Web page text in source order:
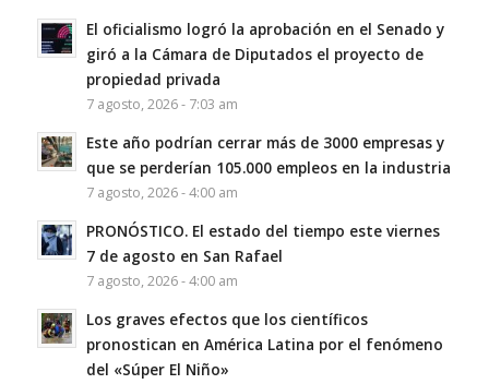
El oficialismo logró la aprobación en el Senado y
giró a la Cámara de Diputados el proyecto de
propiedad privada
7 agosto, 2026 - 7:03 am
Este año podrían cerrar más de 3000 empresas y
que se perderían 105.000 empleos en la industria
7 agosto, 2026 - 4:00 am
PRONÓSTICO. El estado del tiempo este viernes
7 de agosto en San Rafael
7 agosto, 2026 - 4:00 am
Los graves efectos que los científicos
pronostican en América Latina por el fenómeno
del «Súper El Niño»